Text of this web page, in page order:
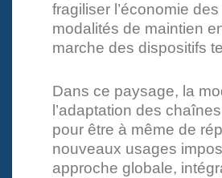
fragiliser l’économie
modalités de maintien
marche des dispositifs
Dans ce paysage, la
l’adaptation des
pour être à même de
nouveaux usages
approche globale,